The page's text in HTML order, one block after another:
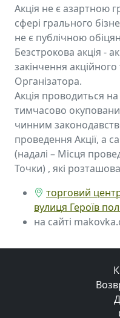
Акція не є азартною
сфері грального
не є публічною
Безстрокова акція -
закінчення акційного
Організатора.
Акція проводиться на
тимчасово
чинним
проведення Акції, а
(надалі – Місця
Точки) , які
торговий
вулиця Героїв
на сайті